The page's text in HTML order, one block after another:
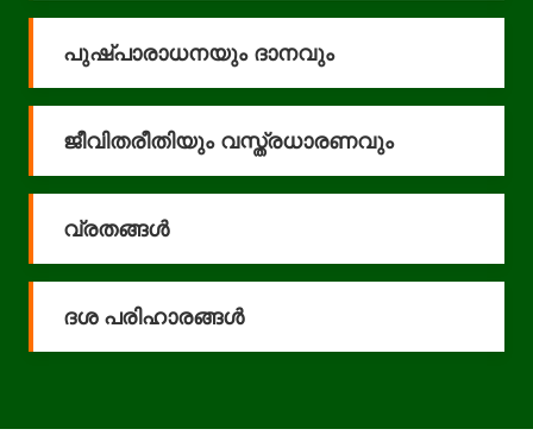
പുഷ്പാരാധനയും ദാനവും
ജീവിതരീതിയും വസ്ത്രധാരണവും
വ്രതങ്ങൾ
ദശ പരിഹാരങ്ങൾ